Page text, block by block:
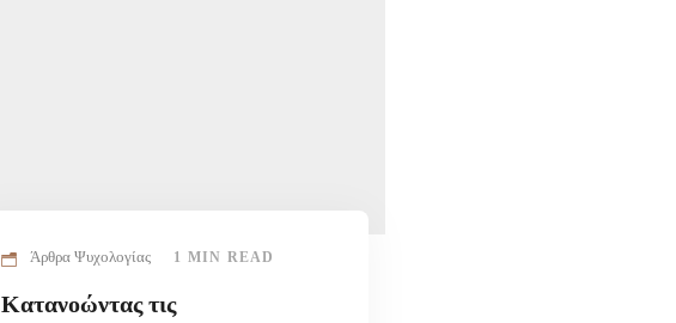
Άρθρα Ψυχολογίας 1 MIN READ
Κατανοώντας τις